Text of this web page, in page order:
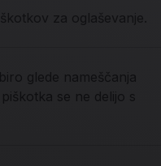
za oglaševanje.
glede nameščanja
se ne delijo s